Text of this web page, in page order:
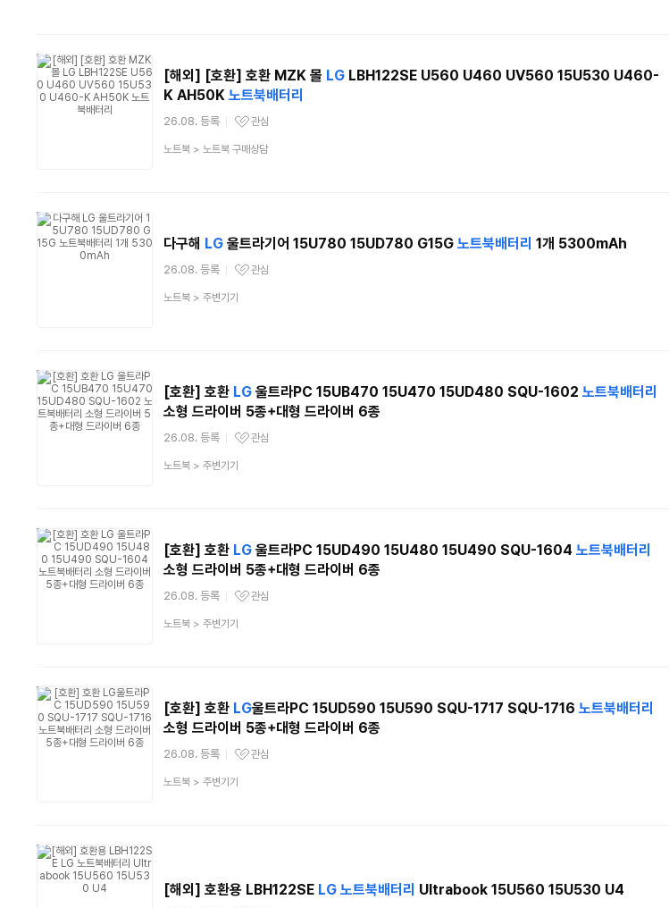
[해외] [호환] 호환 MZK 몰 LGLBH122SE U560 U460 UV560 15U530 U460-
K AH50K 노트북배터리
26.08. 등록
관심상품
관심
상
노트북> 노트북 구매상담
다구해 LG울트라기어 15U780 15UD780 G15G 노트북배터리 1개 5300mAh
26.08. 등록
관심상품
관심
상
노트북> 주변기기
[호환] 호환 LG울트라PC 15UB470 15U470 15UD480 SQU-1602 노트북배터리
소형 드라이버 5종+대형 드라이버 6종
26.08. 등록
관심상품
관심
상
노트북> 주변기기
[호환] 호환 LG울트라PC 15UD490 15U480 15U490 SQU-1604 노트북배터리
소형 드라이버 5종+대형 드라이버 6종
26.08. 등록
관심상품
관심
상
노트북> 주변기기
[호환] 호환 LG울트라PC 15UD590 15U590 SQU-1717 SQU-1716 노트북배터리
소형 드라이버 5종+대형 드라이버 6종
26.08. 등록
관심상품
관심
상
노트북> 주변기기
[해외] 호환용 LBH122SE LG 노트북배터리 Ultrabook 15U560 15U530 U4